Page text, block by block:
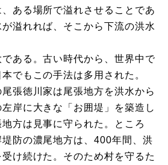
ある場所で溢れさせることであ
溢れれば、そこから下流の洪水
ある。古い時代から、世界中で
でもこの手法は多用された。
張徳川家は尾張地方を洪水から
岸に大きな「お囲堤」を築造し
方は見事に守られた。ところ
防の濃尾地方は、400年間、洪
け続けた。そのため村を守るた